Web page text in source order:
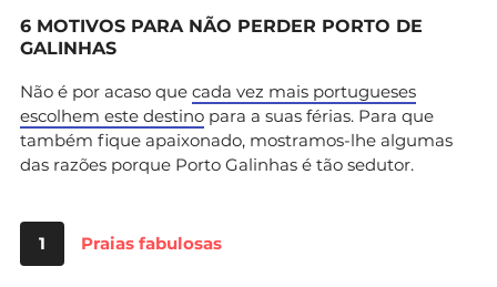
6 MOTIVOS PARA NÃO PERDER PORTO DE
GALINHAS
Não é por acaso que cada vez mais portugueses
escolhem este destino para a suas férias. Para que
também fique apaixonado, mostramos-lhe algumas
das razões porque Porto Galinhas é tão sedutor.
1 Praias fabulosas